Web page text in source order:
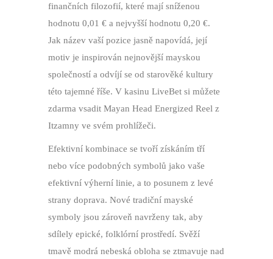
finančních filozofií, které mají sníženou
hodnotu 0,01 € a nejvyšší hodnotu 0,20 €.
Jak název vaší pozice jasně napovídá, její
motiv je inspirován nejnovější mayskou
společností a odvíjí se od starověké kultury
této tajemné říše. V kasinu LiveBet si můžete
zdarma vsadit Mayan Head Energized Reel z
Itzamny ve svém prohlížeči.
Efektivní kombinace se tvoří získáním tří
nebo více podobných symbolů jako vaše
efektivní výherní linie, a to posunem z levé
strany doprava. Nové tradiční mayské
symboly jsou zároveň navrženy tak, aby
sdílely epické, folklórní prostředí. Svěží
tmavě modrá nebeská obloha se ztmavuje nad